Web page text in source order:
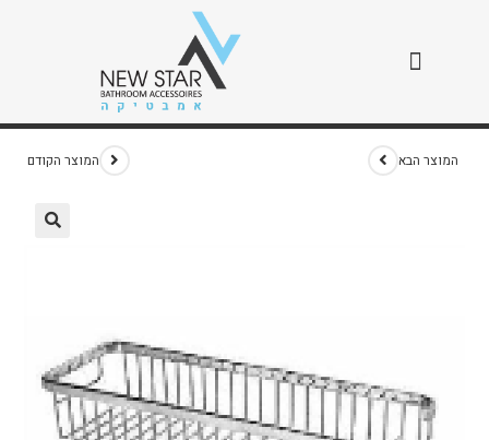
רשת רויאל 35 ס"מ
המוצר הקודם המוצר הבא